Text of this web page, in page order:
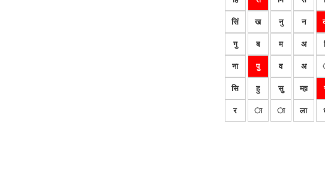
सिं ख नु न
गु ब म अ
ना पु व अ
सि हु सु म्हा
र ा ा ला